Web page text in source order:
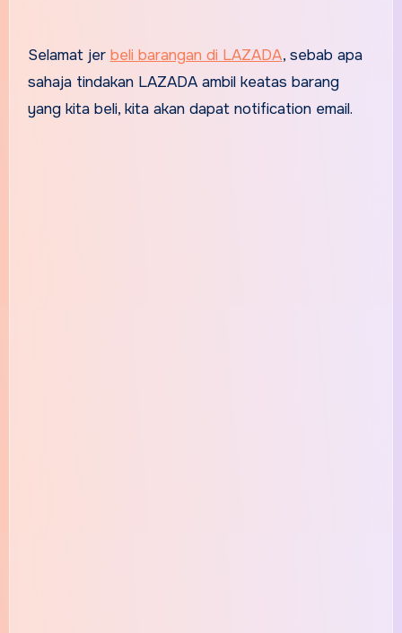
Selamat jer beli barangan di LAZADA, sebab apa
sahaja tindakan LAZADA ambil keatas barang
yang kita beli, kita akan dapat notification email.